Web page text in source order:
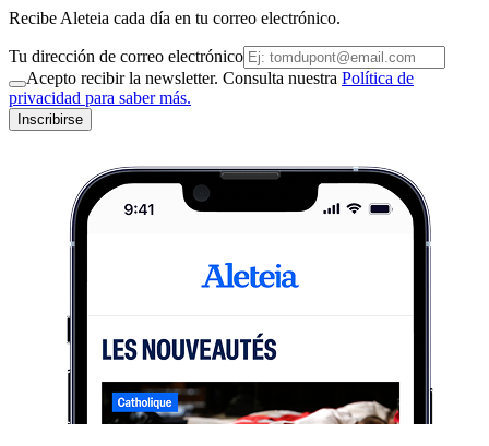
Recibe Aleteia cada día en tu correo electrónico.
Tu dirección de correo electrónico
Acepto recibir la newsletter. Consulta nuestra Política de
privacidad para saber más.
Inscribirse